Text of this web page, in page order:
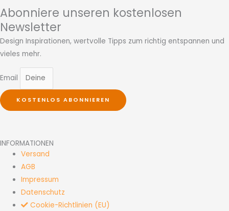
Abonniere unseren kostenlosen
Newsletter
Design Inspirationen, wertvolle Tipps zum richtig entspannen und
vieles mehr.
Email
KOSTENLOS ABONNIEREN
INFORMATIONEN
Versand
AGB
Impressum
Datenschutz
Cookie-Richtlinien (EU)